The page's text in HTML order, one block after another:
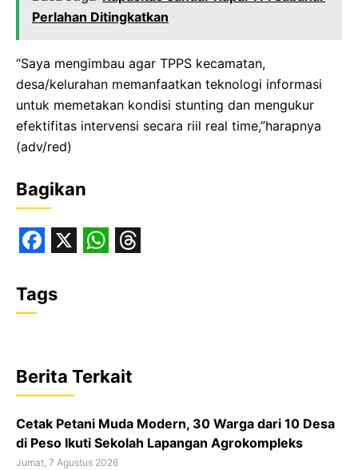
Perlahan Ditingkatkan
“Saya mengimbau agar TPPS kecamatan,
desa/kelurahan memanfaatkan teknologi informasi
untuk memetakan kondisi stunting dan mengukur
efektifitas intervensi secara riil real time,”harapnya
(adv/red)
Bagikan
a
c
b
o
o
k
s
A
p
p
a
d
s
Tags
Berita Terkait
Cetak Petani Muda Modern, 30 Warga dari 10 Desa
di Peso Ikuti Sekolah Lapangan Agrokompleks
Jumat, 7 Agustus 2026